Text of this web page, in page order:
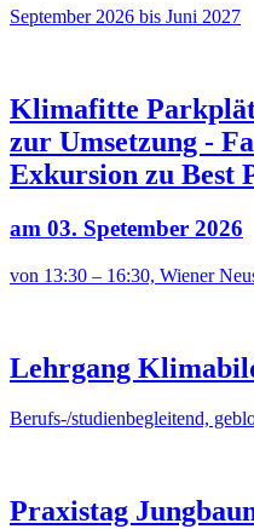
September 2026 bis Juni 2027
Klimafitte
zur Umsetzung -
Exkursion zu Best
am 03. Spetember 2026
von 13:30 – 16:30, Wiener
Lehrgang
Berufs-/studienbegleitend,
Praxistag